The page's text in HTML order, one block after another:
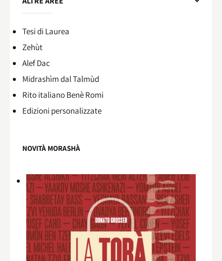
Tesi di Laurea
Zehùt
Alef Dac
Midrashìm dal Talmùd
Rito italiano Benè Romi​
Edizioni personalizzate
NOVITÀ MORASHÀ